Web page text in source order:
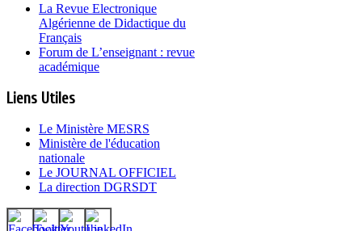
La Revue Electronique
Algérienne de Didactique du
Français
Forum de L’enseignant : revue
académique
Liens Utiles
Le Ministère MESRS
Ministère de l'éducation
nationale
Le JOURNAL OFFICIEL
La direction DGRSDT